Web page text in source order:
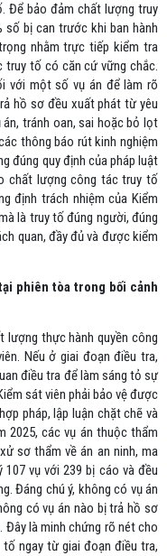
Để bảo đảm chất lượng truy
số bị can trước khi ban hành
nhằm trực tiếp kiểm tra
truy tố có căn cứ vững chắc.
với một số vụ án để làm rõ
hồ sơ đều xuất phát từ yêu
tránh oan, sai hoặc bỏ lọt
thông báo rút kinh nghiệm
đúng quy định của pháp luật
chất lượng công tác truy tố
định trách nhiệm của Kiểm
là truy tố đúng người, đúng
quan, đầy đủ và được kiểm
phiên tòa trong bối cảnh
lượng thực hành quyền công
Nếu ở giai đoạn điều tra,
điều tra để làm sáng tỏ sự
sát viên phải bảo vệ được
pháp, lập luận chặt chẽ và
2025, các vụ án thuộc thẩm
sơ thẩm về án an ninh, ma
vụ với 239 bị cáo và đều
Đáng chú ý, không có vụ án
có vụ án nào bị trả hồ sơ
Đây là minh chứng rõ nét cho
ngay từ giai đoạn điều tra,